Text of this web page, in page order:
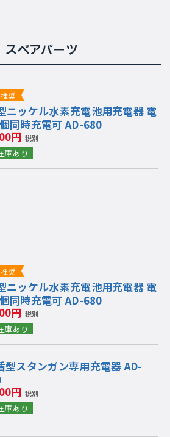
ペアパーツ
奨
ニッケル水素充電池用充電器 電
同時充電可 AD-680
円 税別
庫あり
奨
ニッケル水素充電池用充電器 電
同時充電可 AD-680
円 税別
庫あり
型スタンガン専用充電器 AD-
円 税別
庫あり